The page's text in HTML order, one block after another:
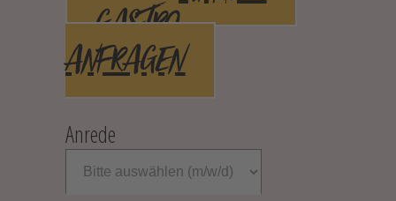
GASTRO
ANFRAGEN
Anrede